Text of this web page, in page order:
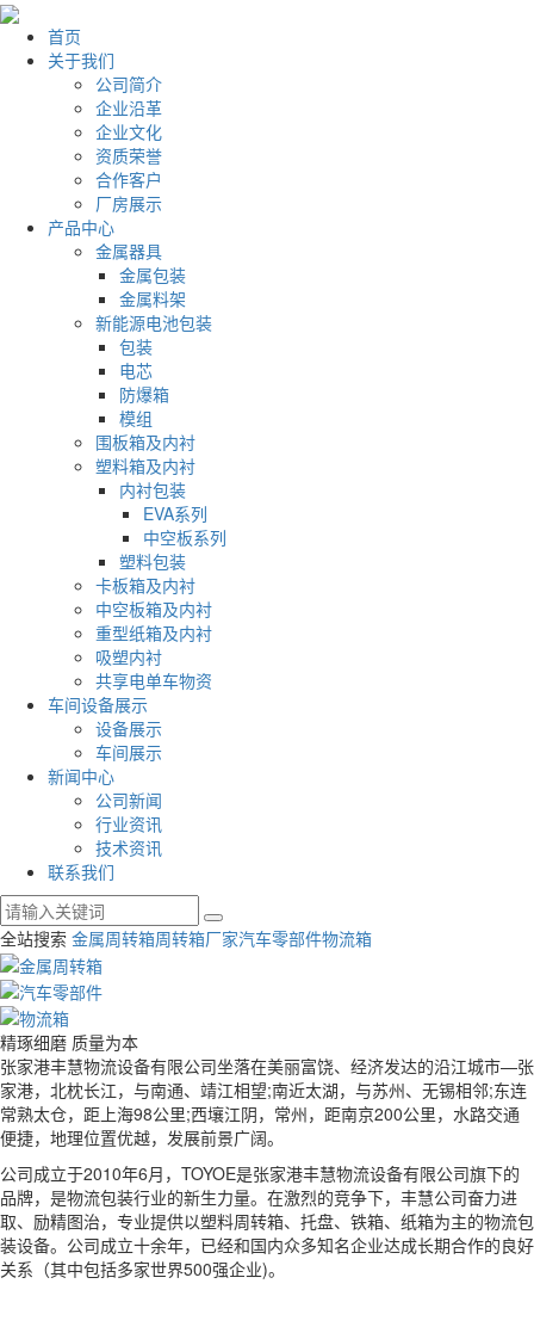
首页
关于我们
公司简介
企业沿革
企业文化
资质荣誉
合作客户
厂房展示
产品中心
金属器具
金属包装
金属料架
新能源电池包装
包装
电芯
防爆箱
模组
围板箱及内衬
塑料箱及内衬
内衬包装
EVA系列
中空板系列
塑料包装
卡板箱及内衬
中空板箱及内衬
重型纸箱及内衬
吸塑内衬
共享电单车物资
车间设备展示
设备展示
车间展示
新闻中心
公司新闻
行业资讯
技术资讯
联系我们
全站搜索 金属周转箱周转箱厂家汽车零部件物流箱
精琢细磨 质量为本
张家港丰慧物流设备有限公司坐落在美丽富饶、经济发达的沿江城市—张
家港，北枕长江，与南通、靖江相望;南近太湖，与苏州、无锡相邻;东连
常熟太仓，距上海98公里;西壤江阴，常州，距南京200公里，水路交通
便捷，地理位置优越，发展前景广阔。
公司成立于2010年6月，TOYOE是张家港丰慧物流设备有限公司旗下的
品牌，是物流包装行业的新生力量。在激烈的竞争下，丰慧公司奋力进
取、励精图治，专业提供以塑料周转箱、托盘、铁箱、纸箱为主的物流包
装设备。公司成立十余年，已经和国内众多知名企业达成长期合作的良好
关系（其中包括多家世界500强企业)。